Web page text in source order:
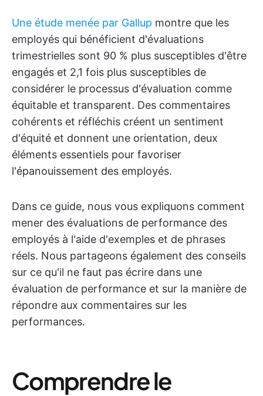
Une étude menée par Gallup montre que les
employés qui bénéficient d'évaluations
trimestrielles sont 90 % plus susceptibles d'être
engagés et 2,1 fois plus susceptibles de
considérer le processus d'évaluation comme
équitable et transparent. Des commentaires
cohérents et réfléchis créent un sentiment
d'équité et donnent une orientation, deux
éléments essentiels pour favoriser
l'épanouissement des employés.
Dans ce guide, nous vous expliquons comment
mener des évaluations de performance des
employés à l'aide d'exemples et de phrases
réels. Nous partageons également des conseils
sur ce qu'il ne faut pas écrire dans une
évaluation de performance et sur la manière de
répondre aux commentaires sur les
performances.
Comprendre le